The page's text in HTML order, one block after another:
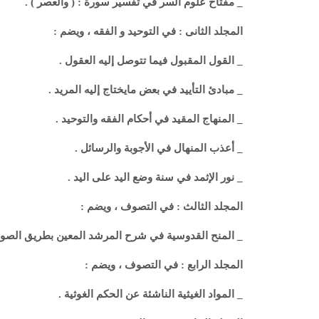
المجلد الثانى : في التوحيد و الفقه ، ويضم :
_ القول المقبول فيما تتوصل إليه العقول .
_ مبادئ التأييد في بعض مايختاج إليه المريد .
_ المنهاج المقيد في أحكام الفقه والتوحيد .
_ أعذب المنهال في الأجوبة والرسائل .
_ نور الإثمد في سنة وضع اليد على اليد .
المجلد الثالث : في التصوف ، ويضم :
_ المنح القدوسية في شرح المرشد المعين بطريق
المجلد الرابع : في التصوف ، ويضم :
_ المواد الغيثية الناشئة عن الحكم الغوثية .